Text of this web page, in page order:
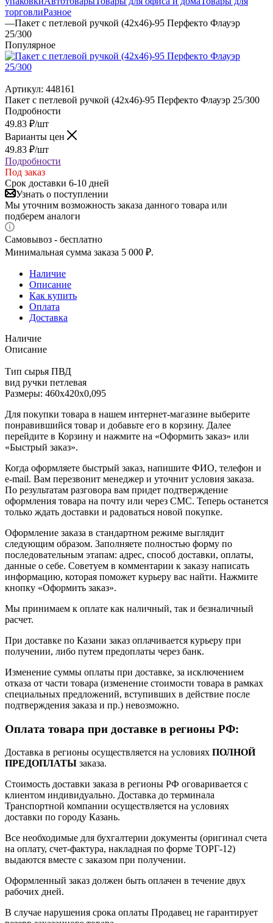
торговлиРазное
—Пакет с петлевой ручкой (42х46)-95 Перфекто Флауэр
25/300
Популярное
Артикул: 448161
Пакет с петлевой ручкой (42х46)-95 Перфекто Флауэр 25/300
Подробности
49.83 ₽/шт
Варианты цен
49.83 ₽/шт
Подробности
Под заказ
Срок доставки 6-10 дней
Узнать о поступлении
Мы уточним возможность заказа данного товара или
подберем аналоги
Самовывоз - бесплатно
Минимальная сумма заказа 5 000 ₽.
Наличие
Описание
Как купить
Оплата
Доставка
Наличие
Описание
Тип сырья ПВД
вид ручки петлевая
Размеры: 460х420х0,095
Для покупки товара в нашем интернет-магазине выберите
понравившийся товар и добавьте его в корзину. Далее
перейдите в Корзину и нажмите на «Оформить заказ» или
«Быстрый заказ».
Когда оформляете быстрый заказ, напишите ФИО, телефон и
e-mail. Вам перезвонит менеджер и уточнит условия заказа.
По результатам разговора вам придет подтверждение
оформления товара на почту или через СМС. Теперь останется
только ждать доставки и радоваться новой покупке.
Оформление заказа в стандартном режиме выглядит
следующим образом. Заполняете полностью форму по
последовательным этапам: адрес, способ доставки, оплаты,
данные о себе. Советуем в комментарии к заказу написать
информацию, которая поможет курьеру вас найти. Нажмите
кнопку «Оформить заказ».
Мы принимаем к оплате как наличный, так и безналичный
расчет.
При доставке по Казани заказ оплачивается курьеру при
получении, либо путем предоплаты через банк.
Изменение суммы оплаты при доставке, за исключением
отказа от части товара (изменение стоимости товара в рамках
специальных предложений, вступивших в действие после
подтверждения заказа и пр.) невозможно.
Оплата товара при доставке в регионы РФ:
Доставка в регионы осуществляется на условиях ПОЛНОЙ
ПРЕДОПЛАТЫ заказа.
Стоимость доставки заказа в регионы РФ оговаривается с
клиентом индивидуально. Доставка до терминала
Транспортной компании осуществляется на условиях
доставки по городу Казань.
Все необходимые для бухгалтерии документы (оригинал счета
на оплату, счет-фактура, накладная по форме ТОРГ-12)
выдаются вместе с заказом при получении.
Оформленный заказ должен быть оплачен в течение двух
рабочих дней.
В случае нарушения срока оплаты Продавец не гарантирует